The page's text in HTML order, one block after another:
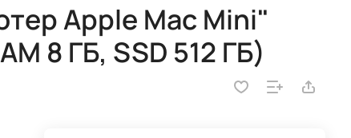
Apple Mac Mini"
8 ГБ, SSD 512 ГБ)